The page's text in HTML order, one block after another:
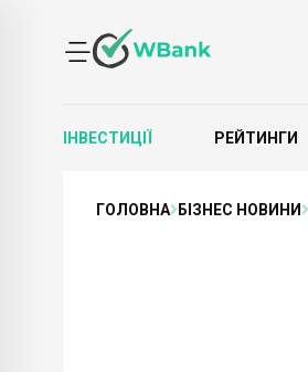
ІНВЕСТИЦІЇ РЕЙТИНГИ
ГОЛОВНА БІЗНЕС НОВИНИ